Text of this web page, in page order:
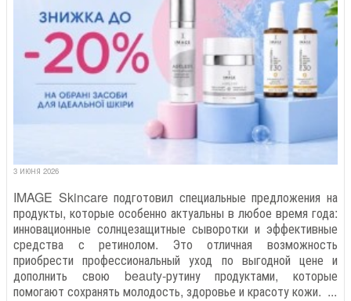
3 ИЮНЯ 2026
IMAGE Skincare подготовил специальные предложения на
продукты, которые особенно актуальны в любое время года:
инновационные солнцезащитные сыворотки и эффективные
средства с ретинолом. Это отличная возможность
приобрести профессиональный уход по выгодной цене и
дополнить свою beauty-рутину продуктами, которые
помогают сохранять молодость, здоровье и красоту кожи. ...